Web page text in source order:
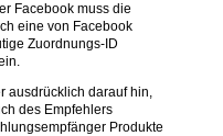
Facebook muss die
eine von Facebook
Zuordnungs-ID
ausdrücklich darauf hin,
des Empfehlers
Produkte